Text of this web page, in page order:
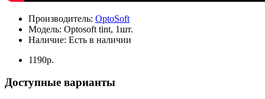
Производитель: OptoSoft
Модель: Optosoft tint, 1шт.
Наличие: Есть в наличии
1190р.
Доступные варианты